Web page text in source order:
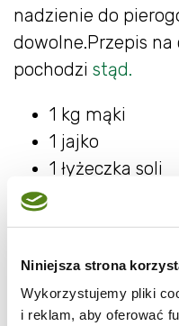
Niniejsza strona
Wykorzystujemy pliki
i reklam, aby oferować
nadzienie do
dowolne.Przepis
pochodzi stąd.
1 kg mąki
1 jajko
1 łyżeczka soli
3 łyżki oleju
dowolne